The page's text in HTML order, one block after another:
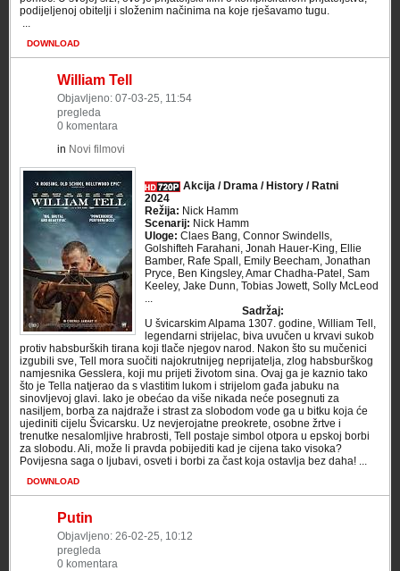
podijeljenoj obitelji i složenim načinima na koje rješavamo tugu.
​ ...
DOWNLOAD
William Tell
Objavljeno: 07-03-25, 11:54
pregleda
0 komentara
in Novi filmovi
Akcija / Drama / History / Ratni
2024
Režija: Nick Hamm
Scenarij: Nick Hamm
Uloge: Claes Bang, Connor Swindells,
Golshifteh Farahani, Jonah Hauer-King, Ellie
Bamber, Rafe Spall, Emily Beecham, Jonathan
Pryce, Ben Kingsley, Amar Chadha-Patel, Sam
Keeley, Jake Dunn, Tobias Jowett, Solly McLeod
...
Sadržaj:
U švicarskim Alpama 1307. godine, William Tell,
legendarni strijelac, biva uvučen u krvavi sukob
protiv habsburških tirana koji tlače njegov narod. Nakon što su mučenici
izgubili sve, Tell mora suočiti najokrutnijeg neprijatelja, zlog habsburškog
namjesnika Gesslera, koji mu prijeti životom sina. Ovaj ga je kaznio tako
što je Tella natjerao da s vlastitim lukom i strijelom gađa jabuku na
sinovljevoj glavi. Iako je obećao da više nikada neće posegnuti za
nasiljem, borba za najdraže i strast za slobodom vode ga u bitku koja će
ujediniti cijelu Švicarsku. Uz nevjerojatne preokrete, osobne žrtve i
trenutke nesalomljive hrabrosti, Tell postaje simbol otpora u epskoj borbi
za slobodu. Ali, može li pravda pobijediti kad je cijena tako visoka?
Povijesna saga o ljubavi, osveti i borbi za čast koja ostavlja bez daha! ...
DOWNLOAD
Putin
Objavljeno: 26-02-25, 10:12
pregleda
0 komentara